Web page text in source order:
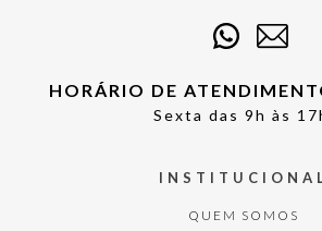
HORÁRIO DE
Sexta das 9h às
QUEM SOMOS